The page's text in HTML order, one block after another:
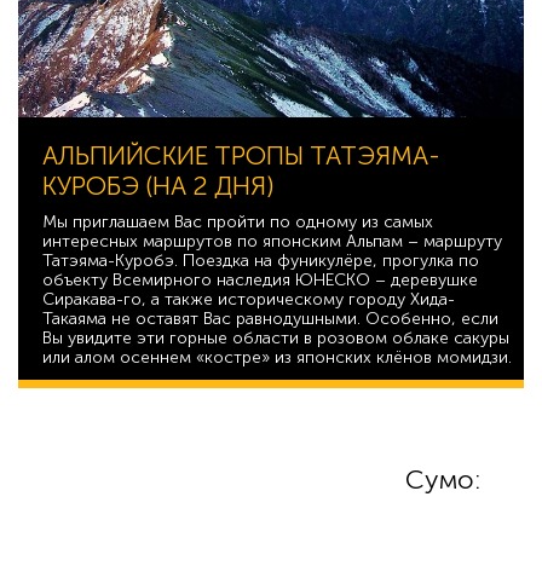
АЛЬПИЙСКИЕ ТРОПЫ ТАТЭЯМА-
КУРОБЭ (НА 2 ДНЯ)
Мы приглашаем Вас пройти по одному из самых
интересных маршрутов по японским Альпам – маршруту
Татэяма-Куробэ. Поездка на фуникулёре, прогулка по
объекту Всемирного наследия ЮНЕСКО – деревушке
Сиракава-го, а также историческому городу Хида-
Такаяма не оставят Вас равнодушными. Особенно, если
Вы увидите эти горные области в розовом облаке сакуры
или алом осеннем «костре» из японских клёнов момидзи.
Сумо: